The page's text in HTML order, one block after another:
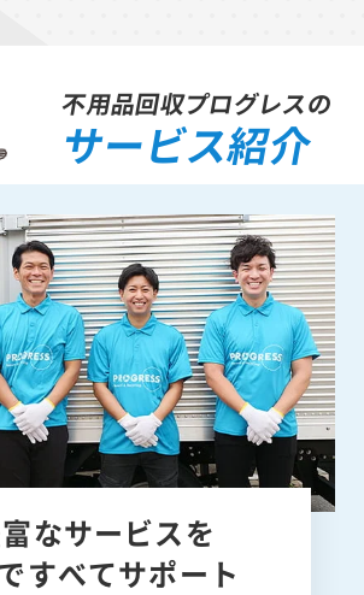
不用品回収プログレスの
サービス紹介
なサービスを
すべてサポート